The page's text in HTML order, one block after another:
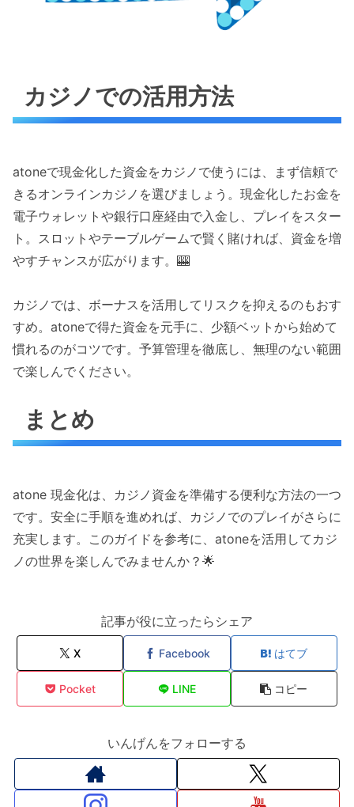
カジノでの活用方法
atoneで現金化した資金をカジノで使うには、まず信頼で
きるオンラインカジノを選びましょう。現金化したお金を
電子ウォレットや銀行口座経由で入金し、プレイをスター
ト。スロットやテーブルゲームで賢く賭ければ、資金を増
やすチャンスが広がります。🎰
カジノでは、ボーナスを活用してリスクを抑えるのもおす
すめ。atoneで得た資金を元手に、少額ベットから始めて
慣れるのがコツです。予算管理を徹底し、無理のない範囲
で楽しんでください。
まとめ
atone 現金化は、カジノ資金を準備する便利な方法の一つ
です。安全に手順を進めれば、カジノでのプレイがさらに
充実します。このガイドを参考に、atoneを活用してカジ
ノの世界を楽しんでみませんか？🌟
記事が役に立ったらシェア
X Facebook はてブ
Pocket LINE コピー
いんげんをフォローする